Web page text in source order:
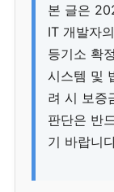
본 글은
IT 개발자
등기소 확
시스템 및
려 시 보증
판단은 반
기 바랍니